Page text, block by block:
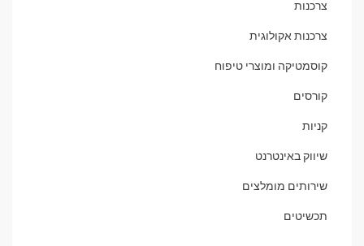
צרכנות
צרכנות אקולוגית
קוסמטיקה ומוצרי טיפוח
קורסים
קניות
שיווק באינטרנט
שירותים מומלצים
תכשיטים